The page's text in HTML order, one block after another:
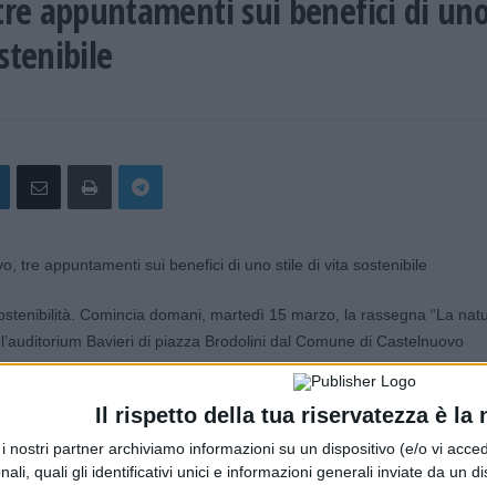
Il rispetto della tua riservatezza è la
i nostri partner archiviamo informazioni su un dispositivo (e/o vi
quali gli identificativi unici e informazioni generali inviate da un
appuntamenti sui benefici di
Comincia domani, martedì 15 marzo, la rassegna “La
Bavieri di piazza Brodolini dal Comune di Castelnuovo
per promuovere stili di vita sostenibili e orientati al rispetto
educatrice esperta in orti e giardini del benessere, parlerà di
la salute fisica e mentale. “Davide e Golia: le api, gli impollinatori
è il titolo del secondo appuntamento, in programma martedì 22